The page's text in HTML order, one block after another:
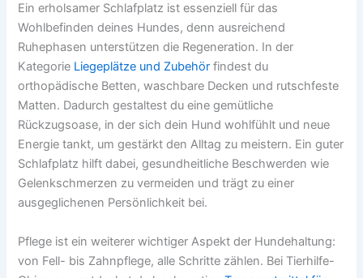
Ein erholsamer Schlafplatz ist essenziell für das
Wohlbefinden deines Hundes, denn ausreichend
Ruhephasen unterstützen die Regeneration. In der
Kategorie Liegeplätze und Zubehör findest du
orthopädische Betten, waschbare Decken und rutschfeste
Matten. Dadurch gestaltest du eine gemütliche
Rückzugsoase, in der sich dein Hund wohlfühlt und neue
Energie tankt, um gestärkt den Alltag zu meistern. Ein guter
Schlafplatz hilft dabei, gesundheitliche Beschwerden wie
Gelenkschmerzen zu vermeiden und trägt zu einer
ausgeglichenen Persönlichkeit bei.
Pflege ist ein weiterer wichtiger Aspekt der Hundehaltung:
von Fell- bis Zahnpflege, alle Schritte zählen. Bei Tierhilfe-